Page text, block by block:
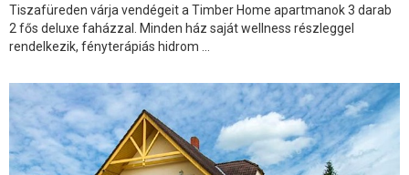
Tiszafüreden várja vendégeit a Timber Home apartmanok 3 darab
2 fős deluxe faházzal. Minden ház saját wellness részleggel
rendelkezik, fényterápiás hidrom ...